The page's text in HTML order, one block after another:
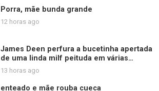
Porra, mãe bunda grande
12 horas ago
James Deen perfura a bucetinha apertada
de uma linda milf peituda em várias
posições.
13 horas ago
enteado e mãe rouba cueca